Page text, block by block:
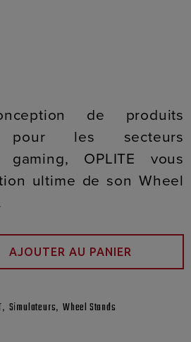
de produits
pour les secteurs
OPLITE vous
ultime de son Wheel
AJOUTER AU PANIER
, Simulateurs,Wheel Stands